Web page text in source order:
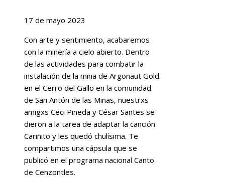
17 de mayo 2023
Con arte y sentimiento, acabaremos
con la minería a cielo abierto. Dentro
de las actividades para combatir la
instalación de la mina de Argonaut Gold
en el Cerro del Gallo en la comunidad
de San Antón de las Minas, nuestrxs
amigxs Ceci Pineda y César Santes se
dieron a la tarea de adaptar la canción
Cariñito y les quedó chulísima. Te
compartimos una cápsula que se
publicó en el programa nacional Canto
de Cenzontles.